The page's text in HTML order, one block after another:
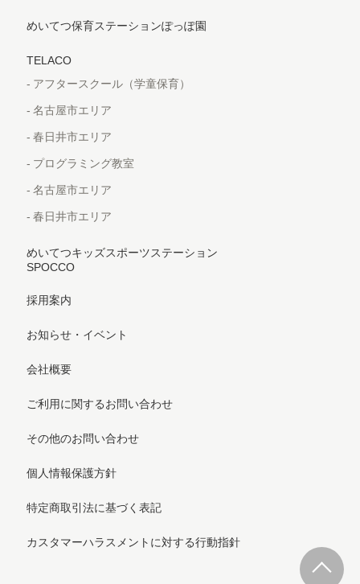
めいてつ保育ステーションぽっぽ園
TELACO
アフタースクール（学童保育）
名古屋市エリア
春日井市エリア
プログラミング教室
名古屋市エリア
春日井市エリア
めいてつキッズスポーツステーション
SPOCCO
採用案内
お知らせ・イベント
会社概要
ご利用に関するお問い合わせ
その他のお問い合わせ
個人情報保護方針
特定商取引法に基づく表記
カスタマーハラスメントに対する行動指針